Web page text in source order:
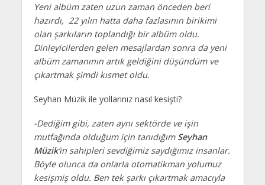
Yeni albüm zaten uzun zaman önceden beri
hazırdı, 22 yılın hatta daha fazlasının birikimi
olan şarkıların toplandığı bir albüm oldu.
Dinleyicilerden gelen mesajlardan sonra da yeni
albüm zamanının artık geldiğini düşündüm ve
çıkartmak şimdi kısmet oldu.
Seyhan Müzik ile yollarınız nasıl kesişti?
-Dediğim gibi, zaten aynı sektörde ve işin
mutfağında olduğum için tanıdığımSeyhan
Müzik‘in sahipleri sevdiğimiz saydığımız insanlar.
Böyle olunca da onlarla otomatikman yolumuz
kesişmiş oldu. Ben tek şarkı çıkartmak amacıyla